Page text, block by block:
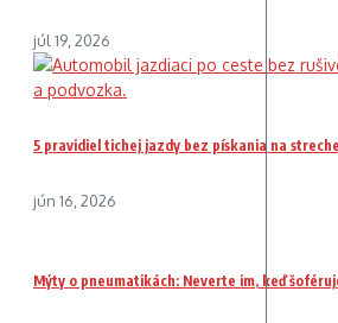
júl 19, 2026
5 pravidiel tichej jazdy bez pískania na
jún 16, 2026
Mýty o pneumatikách: Neverte im, keď